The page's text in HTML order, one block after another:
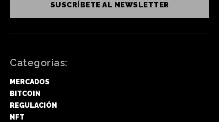
SUSCRÍBETE AL NEWSLETTER
Categorías:
MERCADOS
BITCOIN
REGULACIÓN
NFT